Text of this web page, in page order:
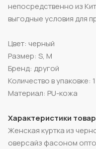
непосредственно из
выгодные условия для
Цвет: черный
Размер: S, M
Бренд: другой
Количество в упаковке:
Материал: PU-кожа
Характеристики
Женская куртка из
оверсайз фасоном